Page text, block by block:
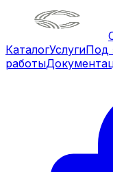
КаталогУслугиПод
работы